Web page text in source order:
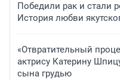
Победили рак и стали
История любви
«Отвратительный
актрису Катерину
сына грудью